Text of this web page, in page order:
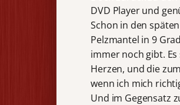
DVD Player und
Schon in den
Pelzmantel in 9
immer noch gibt.
Herzen, und die
wenn ich mich
Und im Gegensatz